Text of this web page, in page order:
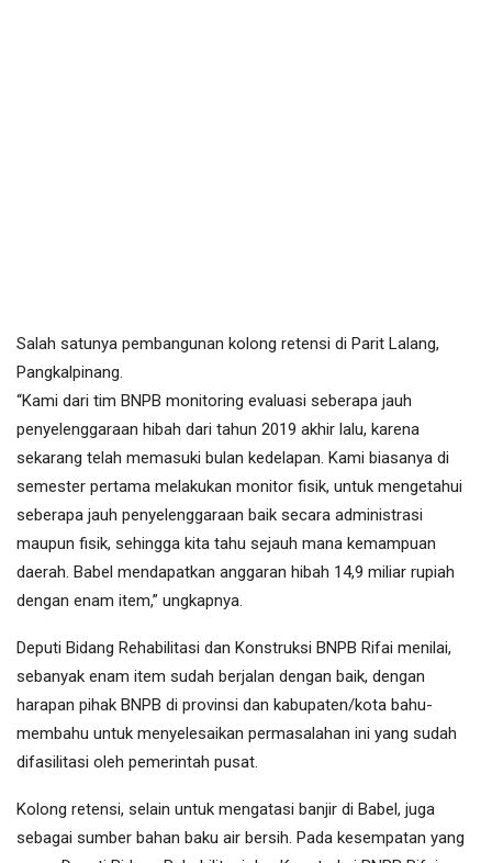
Salah satunya pembangunan kolong retensi di Parit Lalang,
Pangkalpinang.
“Kami dari tim BNPB monitoring evaluasi seberapa jauh
penyelenggaraan hibah dari tahun 2019 akhir lalu, karena
sekarang telah memasuki bulan kedelapan. Kami biasanya di
semester pertama melakukan monitor fisik, untuk mengetahui
seberapa jauh penyelenggaraan baik secara administrasi
maupun fisik, sehingga kita tahu sejauh mana kemampuan
daerah. Babel mendapatkan anggaran hibah 14,9 miliar rupiah
dengan enam item,” ungkapnya.
Deputi Bidang Rehabilitasi dan Konstruksi BNPB Rifai menilai,
sebanyak enam item sudah berjalan dengan baik, dengan
harapan pihak BNPB di provinsi dan kabupaten/kota bahu-
membahu untuk menyelesaikan permasalahan ini yang sudah
difasilitasi oleh pemerintah pusat.
Kolong retensi, selain untuk mengatasi banjir di Babel, juga
sebagai sumber bahan baku air bersih. Pada kesempatan yang